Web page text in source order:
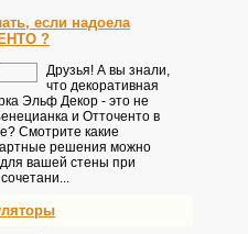
если надоела
?
Друзья! А вы знали,
что декоративная
Эльф Декор - это не
и Отточенто в
Смотрите какие
решения можно
вашей стены при